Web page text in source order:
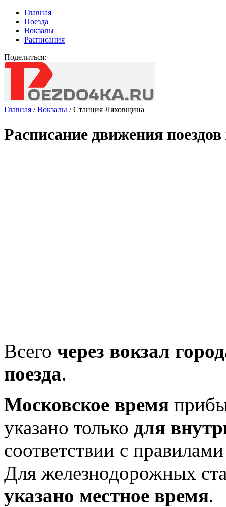
Главная
Поезда
Вокзалы
Расписания
Поделиться:
Главная /Вокзалы /Станция Ляховщина
Расписание движения
Всего через вокзал
поезда.
Московское время
указано только для
соответствии с
Для железнодорожных
указано местное время.